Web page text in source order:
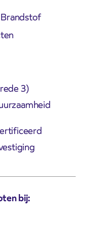
3)
bij: